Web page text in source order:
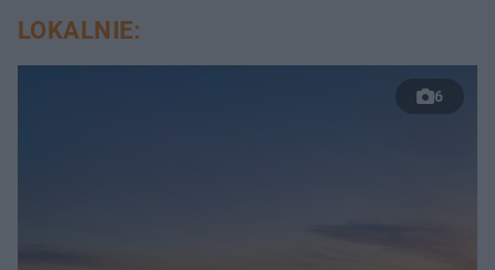
LOKALNIE:
6